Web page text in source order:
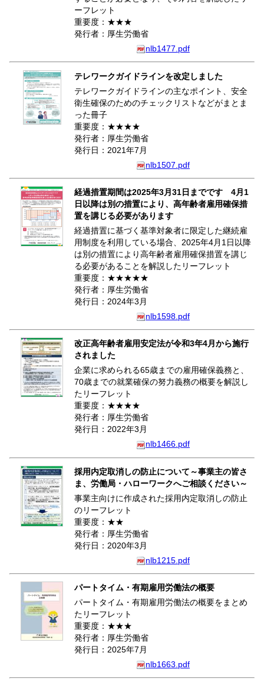
ーフレット
重要度：★★★
発行者：厚生労働省
nlb1477.pdf
テレワークガイドラインを改定しました
テレワークガイドラインの主なポイント、安全
衛生確保のためのチェックリストなどがまとま
った冊子
重要度：★★★★
発行者：厚生労働省
発行日：2021年7月
nlb1507.pdf
経過措置期間は2025年3月31日までです 4月1
日以降は別の措置により、高年齢者雇用確保措
置を講じる必要があります
経過措置に基づく基準対象者に限定した継続雇
用制度を利用している場合、2025年4月1日以降
は別の措置により高年齢者雇用確保措置を講じ
る必要があることを解説したリーフレット
重要度：★★★★★
発行者：厚生労働省
発行日：2024年3月
nlb1598.pdf
改正高年齢者雇用安定法が令和3年4月から施行
されました
企業に求められる65歳までの雇用確保義務と、
70歳までの就業確保の努力義務の概要を解説し
たリーフレット
重要度：★★★★
発行者：厚生労働省
発行日：2022年3月
nlb1466.pdf
採用内定取消しの防止について～事業主の皆さ
ま、労働局・ハローワークへご相談ください～
事業主向けに作成された採用内定取消しの防止
のリーフレット
重要度：★★
発行者：厚生労働省
発行日：2020年3月
nlb1215.pdf
パートタイム・有期雇用労働法の概要
パートタイム・有期雇用労働法の概要をまとめ
たリーフレット
重要度：★★★
発行者：厚生労働省
発行日：2025年7月
nlb1663.pdf